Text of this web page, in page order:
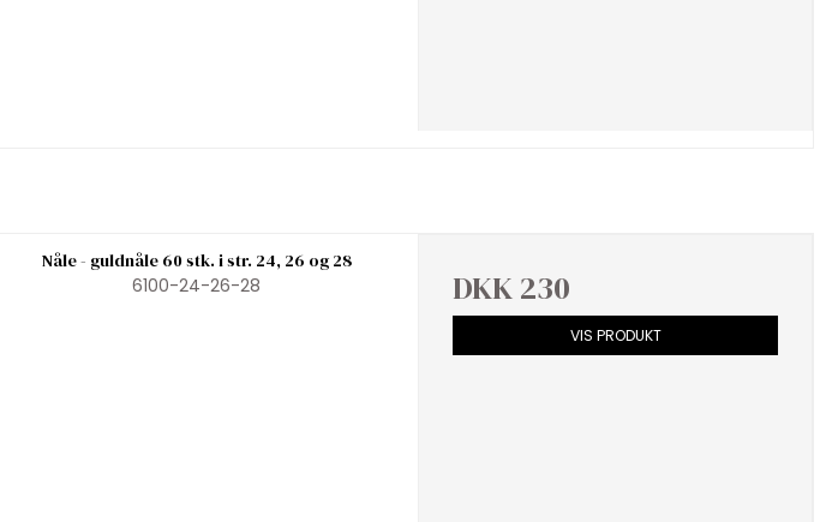
Nåle - guldnåle 60 stk. i str. 24, 26 og 28
6100-24-26-28
DKK 230
VIS PRODUKT